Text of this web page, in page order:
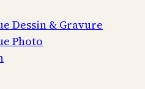
Dessin & Gravure
Photo